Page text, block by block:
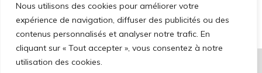
Nous utilisons des cookies pour améliorer votre
expérience de navigation, diffuser des publicités ou des
contenus personnalisés et analyser notre trafic. En
cliquant sur « Tout accepter », vous consentez à notre
utilisation des cookies.
2026 © CHAIRE DE RECHERCHE SUR LA MALTRAITANCE ENVERS LES